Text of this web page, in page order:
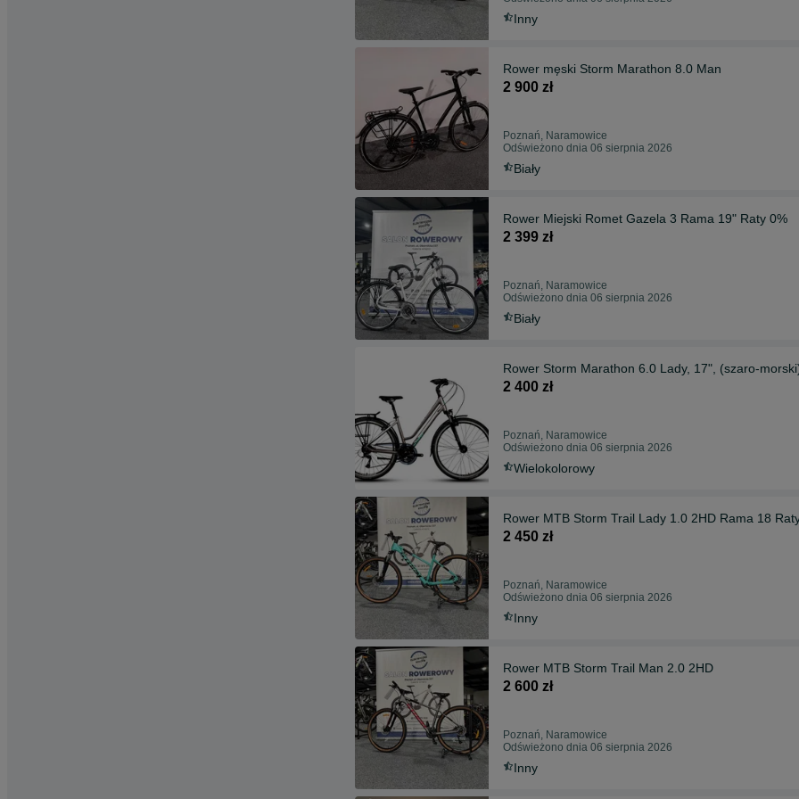
Inny
Rower męski Storm Marathon 8.0 Man
2 900 zł
Poznań, Naramowice
Odświeżono dnia 06 sierpnia 2026
Biały
Rower Miejski Romet Gazela 3 Rama 19" Raty 0%
2 399 zł
Poznań, Naramowice
Odświeżono dnia 06 sierpnia 2026
Biały
Rower Storm Marathon 6.0 Lady, 17", (szaro-
2 400 zł
Poznań, Naramowice
Odświeżono dnia 06 sierpnia 2026
Wielokolorowy
Rower MTB Storm Trail Lady 1.0 2HD Rama 18
2 450 zł
Poznań, Naramowice
Odświeżono dnia 06 sierpnia 2026
Inny
Rower MTB Storm Trail Man 2.0 2HD
2 600 zł
Poznań, Naramowice
Odświeżono dnia 06 sierpnia 2026
Inny